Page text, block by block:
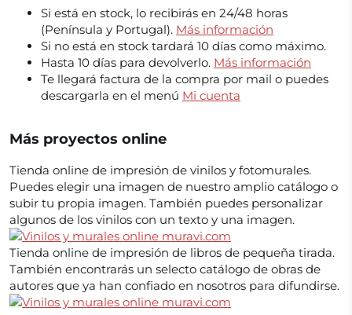
Si está en stock, lo recibirás en 24/48 horas
(Península y Portugal). Más información
Si no está en stock tardará 10 días como máximo.
Hasta 10 días para devolverlo. Más información
Te llegará factura de la compra por mail o puedes
descargarla en el menú Mi cuenta
Más proyectos online
Tienda online de impresión de vinilos y fotomurales.
Puedes elegir una imagen de nuestro amplio catálogo o
subir tu propia imagen. También puedes personalizar
algunos de los vinilos con un texto y una imagen.
Tienda online de impresión de libros de pequeña tirada.
También encontrarás un selecto catálogo de obras de
autores que ya han confiado en nosotros para difundirse.